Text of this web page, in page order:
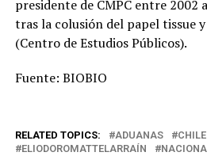
presidente de CMPC entre 2002
tras la colusión del papel tissue
(Centro de Estudios Públicos).
Fuente: BIOBIO
RELATED TOPICS: ADUANAS
CHILE
ELIODOROMATTELARRAÍN